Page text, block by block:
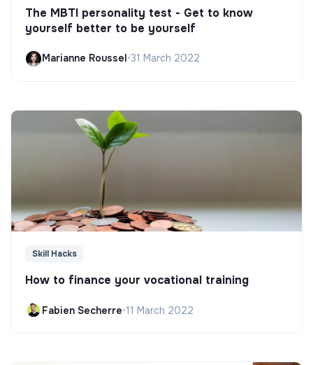
The MBTI personality test - Get to know
yourself better to be yourself
Marianne Roussel•31 March 2022
Skill Hacks
How to finance your vocational training
Fabien Secherre•11 March 2022